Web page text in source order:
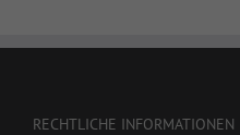
RECHTLICHE INFORMATIONEN